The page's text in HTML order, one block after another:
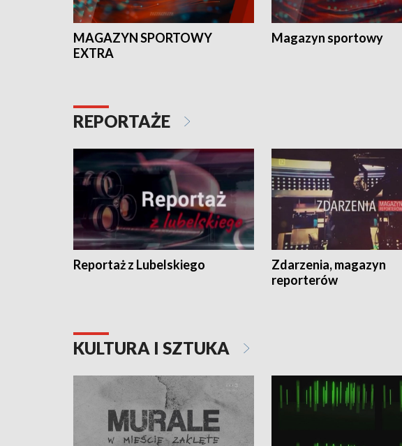
MAGAZYN SPORTOWY
EXTRA
Magazyn sportowy
REPORTAŻE
Reportaż z Lubelskiego
Zdarzenia, magazyn
reporterów
KULTURA I SZTUKA